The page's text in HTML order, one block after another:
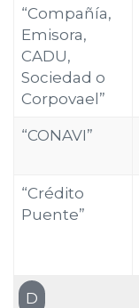
“Compañía,
Emisora,
CADU,
Sociedad o
Corpovael”
“CONAVI”
“Crédito
Puente”
D